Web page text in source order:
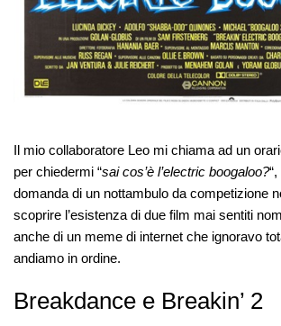
Il mio collaboratore Leo mi chiama ad un
per chiedermi “sai cos’è l’electric boogaloo?
domanda di un nottambulo da competizione
scoprire l’esistenza di due film mai sentiti
anche di un meme di internet che ignoravo
andiamo in ordine.
Breakdance e Breakin’ 2